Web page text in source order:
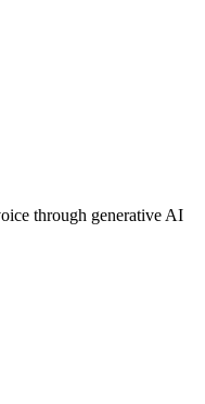
through generative AI